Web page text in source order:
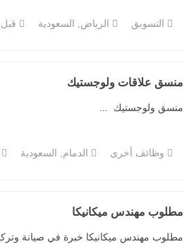
التسويق الرياض, السعودية قبل
منسق علاقات ولوجستيك
منسق ولوجستيك ...
وظائف أخرى الدمام, السعودية
مطلوب مهندس ميكانيكا
مطلوب مهندس ميكانيكا خبرة في صيانة